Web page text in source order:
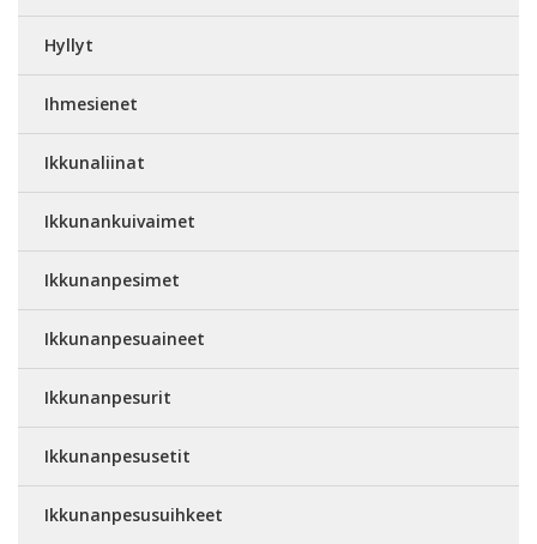
Hyllyt
Ihmesienet
Ikkunaliinat
Ikkunankuivaimet
Ikkunanpesimet
Ikkunanpesuaineet
Ikkunanpesurit
Ikkunanpesusetit
Ikkunanpesusuihkeet